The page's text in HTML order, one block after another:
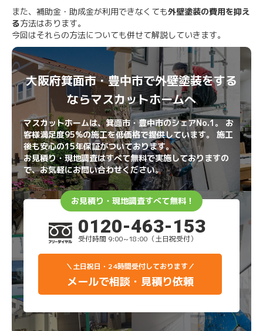
また、補助金・助成金が利用できなくても外壁塗装の費用を抑え
る方法はあります。
今回はそれらの方法についても併せて解説していきます。
大阪府箕面市・豊中市で外壁塗装をする
ならマスカットホームへ
マスカットホームは、箕面市・豊中市のシェアNo.1。 お
客様満足度95%の施工を低価格で提供しています。 施工
後も安心の15年保証がついております。
お見積り・現地調査はすべて無料で実施しておりますの
で、お気軽にお問い合わせください。
お見積り・現地調査すべて無料！
0120-463-153
受付時間 9:00~18:00（土日祝受付）
＼土日祝日・24時間受付しております／
メールで相談・見積り依頼